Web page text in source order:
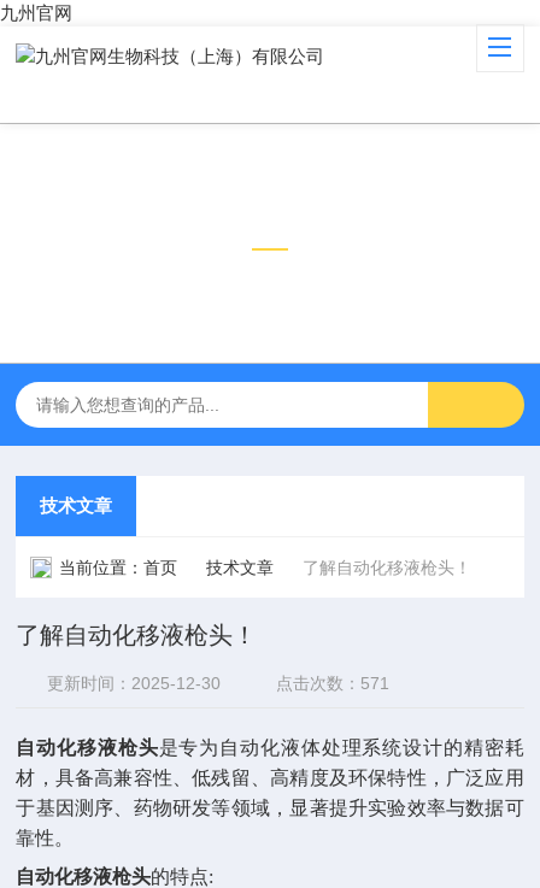
九州官网
技术文章
当前位置：首页 技术文章 了解自动化移液枪头！
了解自动化移液枪头！
更新时间：2025-12-30 点击次数：571
自动化移液枪头是专为自动化液体处理系统设计的精密耗
材，具备高兼容性、低残留、高精度及环保特性，广泛应用
于基因测序、药物研发等领域，显著提升实验效率与数据可
靠性。
自动化移液枪头的特点: